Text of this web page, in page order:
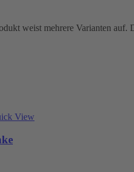
weist mehrere Varianten
View